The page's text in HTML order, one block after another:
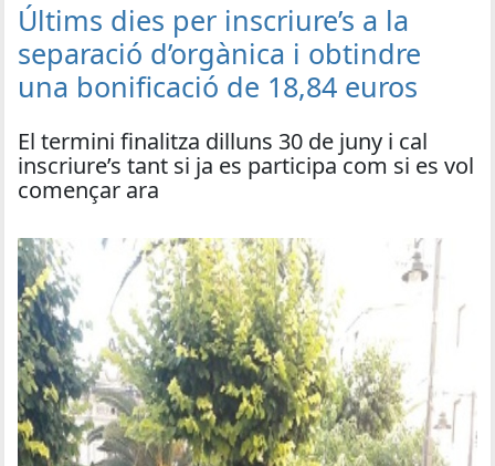
Últims dies per inscriure’s a la
separació d’orgànica i obtindre
una bonificació de 18,84 euros
El termini finalitza dilluns 30 de juny i cal
inscriure’s tant si ja es participa com si es vol
començar ara